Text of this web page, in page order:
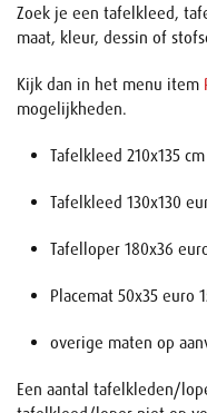
Zoek je een tafelkleed,
maat, kleur, dessin of
Kijk dan in het menu item
mogelijkheden.
Tafelkleed 210x135
Tafelkleed 130x130
Tafelloper 180x36
Placemat 50x35 euro
overige maten op
Een aantal tafelkleden/